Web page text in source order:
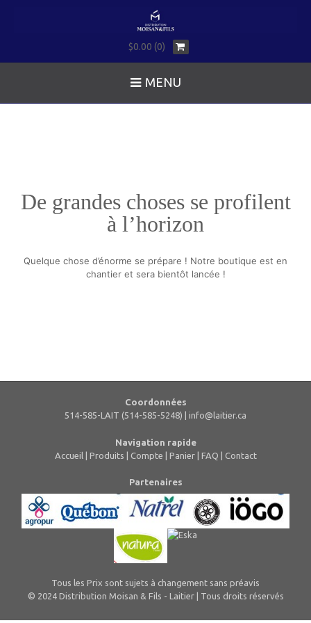
$0.00 (0)
MENU
De grandes choses se profilent
à l’horizon
Quelque chose d’énorme se prépare ! Notre boutique est en
chantier et sera bientôt lancée !
Coordonnées
514-585-LAIT (514-585-5248) | info@laitier.ca
Navigation rapide
Accueil | Produits | Compte | Panier| FAQ | Contact
Partenaires
Tous les Prix sont sujets à changement sans préavis
© 2024 Distribution Moisan & Fils - Laitier | Tous droits réservés